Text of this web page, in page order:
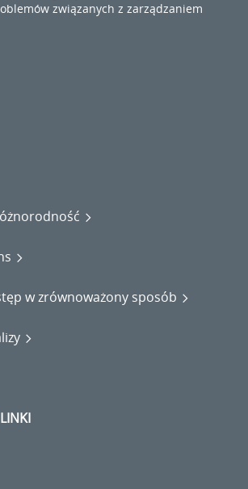
związanych z zarządzaniem
w zrównoważony sposób